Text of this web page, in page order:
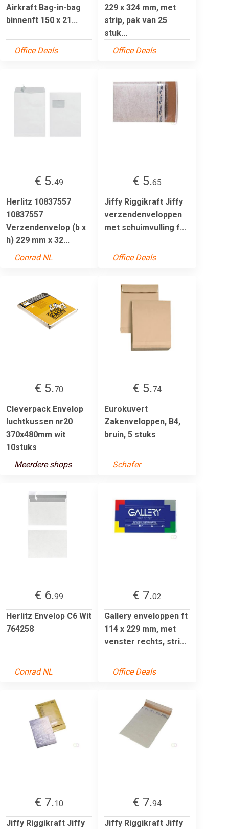
Airkraft Bag-in-bag
binnenft 150 x 21...
Office Deals
229 x 324 mm, met
strip, pak van 25
stuk...
Office Deals
€ 5.49
Herlitz 10837557
10837557
Verzendenvelop (b x
h) 229 mm x 32...
Conrad NL
€ 5.65
Jiffy Riggikraft Jiffy
verzendenveloppen
met schuimvulling f...
Office Deals
€ 5.70
Cleverpack Envelop
luchtkussen nr20
370x480mm wit
10stuks
Meerdere shops
€ 5.74
Eurokuvert
Zakenveloppen, B4,
bruin, 5 stuks
Schafer
€ 6.99
Herlitz Envelop C6 Wit
764258
Conrad NL
€ 7.02
Gallery enveloppen ft
114 x 229 mm, met
venster rechts, stri...
Office Deals
€ 7.10
Jiffy Riggikraft Jiffy
€ 7.94
Jiffy Riggikraft Jiffy